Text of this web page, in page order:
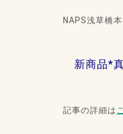
NAPS浅草橋
新商品*
記事の詳細は